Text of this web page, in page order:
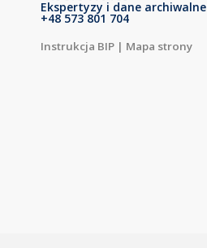
Ekspertyzy i dane archiwalne
+48 573 801 704
Instrukcja BIP | Mapa strony